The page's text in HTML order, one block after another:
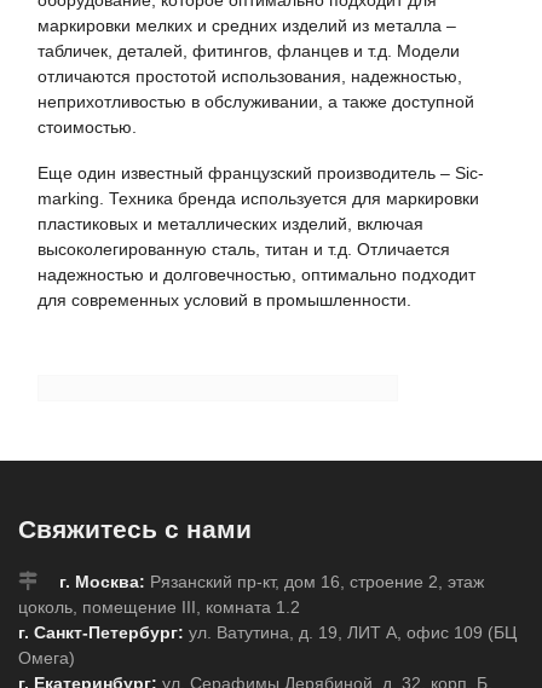
маркировки мелких и средних изделий из металла –
табличек, деталей, фитингов, фланцев и т.д. Модели
отличаются простотой использования, надежностью,
неприхотливостью в обслуживании, а также доступной
стоимостью.
Еще один известный французский производитель – Sic-
marking. Техника бренда используется для маркировки
пластиковых и металлических изделий, включая
высоколегированную сталь, титан и т.д. Отличается
надежностью и долговечностью, оптимально подходит
для современных условий в промышленности.
Свяжитесь с нами
г. Москва: Рязанский пр-кт, дом 16, строение 2, этаж
цоколь, помещение III, комната 1.2
г. Санкт-Петербург: ул. Ватутина, д. 19, ЛИТ А, офис 109 (БЦ
Омега)
г. Екатеринбург: ул. Серафимы Дерябиной, д. 32, корп. Б,